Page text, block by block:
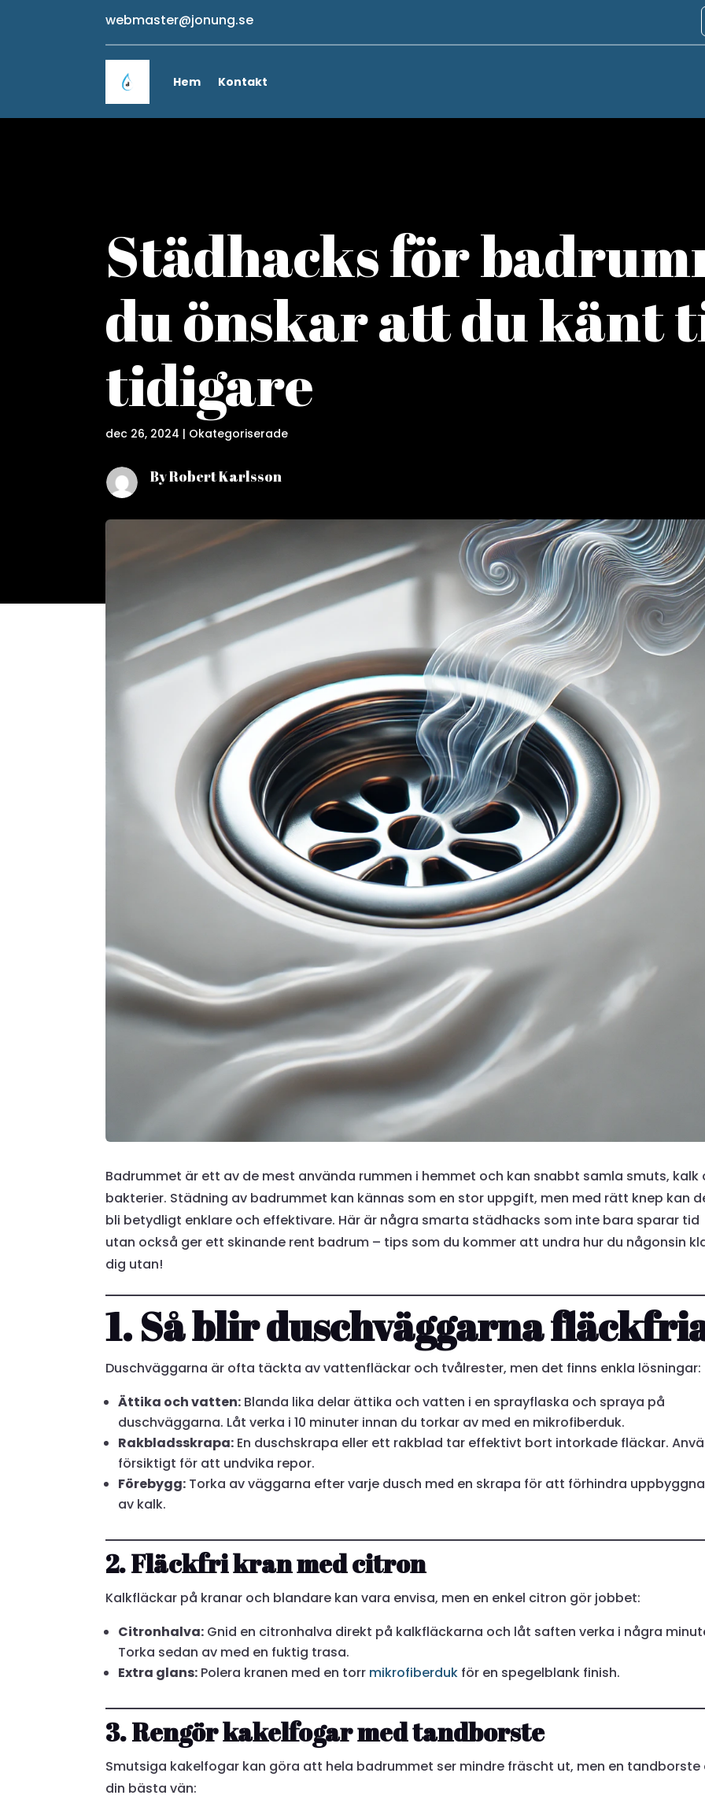
webmaster@jonung.se
Hem Kontakt
Städhacks för
du önskar att du känt
tidigare
dec 26, 2024 | Okategoriserade
By Robert Karlsson
Badrummet är ett av de mest använda rummen i hemmet och kan snabbt samla smuts, kalk
bakterier. Städning av badrummet kan kännas som en stor uppgift, men med rätt knep kan
bli betydligt enklare och effektivare. Här är några smarta städhacks som inte bara sparar tid
utan också ger ett skinande rent badrum – tips som du kommer att undra hur du någonsin
dig utan!
1. Så blir duschväggarna
Duschväggarna är ofta täckta av vattenfläckar och tvålrester, men det finns enkla lösningar:
Ättika och vatten: Blanda lika delar ättika och vatten i en sprayflaska och spraya på
duschväggarna. Låt verka i 10 minuter innan du torkar av med en mikrofiberduk.
Rakbladsskrapa: En duschskrapa eller ett rakblad tar effektivt bort intorkade fläckar.
försiktigt för att undvika repor.
Förebygg: Torka av väggarna efter varje dusch med en skrapa för att förhindra
av kalk.
2. Fläckfri kran med citron
Kalkfläckar på kranar och blandare kan vara envisa, men en enkel citron gör jobbet:
Citronhalva: Gnid en citronhalva direkt på kalkfläckarna och låt saften verka i några
Torka sedan av med en fuktig trasa.
Extra glans: Polera kranen med en torr mikrofiberduk för en spegelblank finish.
3. Rengör kakelfogar med tandborste
Smutsiga kakelfogar kan göra att hela badrummet ser mindre fräscht ut, men en tandborste
din bästa vän: